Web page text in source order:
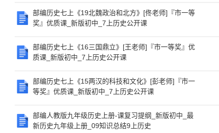
部编历史七上《19北魏政治和北方》[佟老师]『市一等
奖』优质课_新版初中_7上历史公开课
部编历史七上《16三国鼎立》[王老师]『市一等奖』优
质课_新版初中_7上历史公开课
部编历史七上《15两汉的科技和文化》[彭老师]『市一
等奖』优质课_新版初中_7上历史公开课
部编人教版九年级历史上册-课复习提纲_新版初中_最
新历史九年级上册_09知识总结9上历史